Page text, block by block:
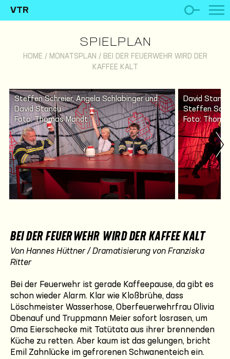
VTR
SPIELPLAN
HOME / MONATSPLAN / BEI DER FEUERWEHR WIRD DER
KAFFEE KALT
Steffen Schreier, Angela Schlabinger und
David Stancu
Foto: Thomas Mandt
David
Steffen
Foto:
BEI DER FEUERWEHR WIRD DER KAFFEE KALT
Von Hannes Hüttner / Dramatisierung von Franziska
Ritter
Bei der Feuerwehr ist gerade Kaffeepause, da gibt es
schon wieder Alarm. Klar wie Kloßbrühe, dass
Löschmeister Wasserhose, Oberfeuerwehrfrau Olivia
Obenauf und Truppmann Meier sofort losrasen, um
Oma Eierschecke mit Tatütata aus ihrer brennenden
Küche zu retten. Aber kaum ist das gelungen, bricht
Emil Zahnlücke im gefrorenen Schwanenteich ein.